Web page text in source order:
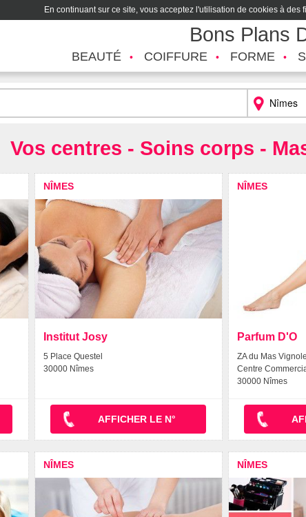
En continuant sur ce site, vous acceptez l'utilisation de cookies à des
Bons Plans
BEAUTÉ COIFFURE FORME
Vos centres - Soins corps -
NÎMES
Institut Josy
5 Place Questel
30000 Nîmes
AFFICHER LE N°
NÎMES
Parfum D'O
ZA du Mas
Centre
30000 Nîmes
NÎMES NÎMES